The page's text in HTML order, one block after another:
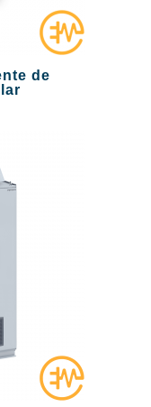
de